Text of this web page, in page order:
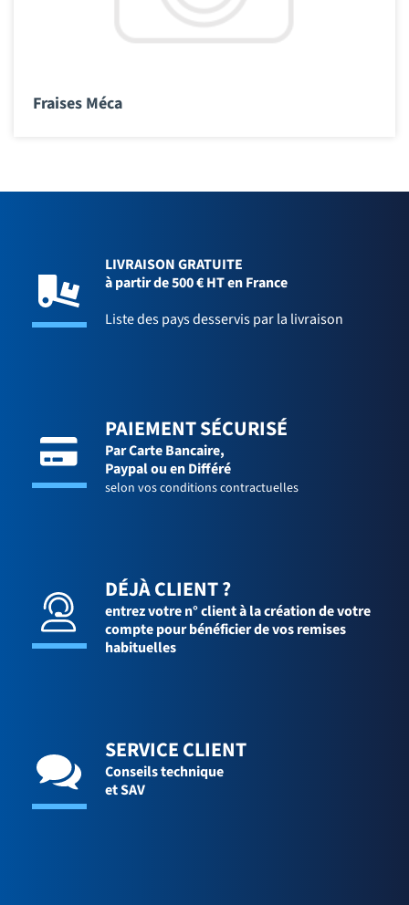
Fraises Méca
LIVRAISON GRATUITE
à partir de 500 € HT en France
Liste des pays desservis par la livraison
PAIEMENT SÉCURISÉ
Par Carte Bancaire,
Paypal ou en Différé
selon vos conditions contractuelles
DÉJÀ CLIENT ?
entrez votre n° client à la création de votre
compte pour bénéficier de vos remises
habituelles
SERVICE CLIENT
Conseils technique
et SAV